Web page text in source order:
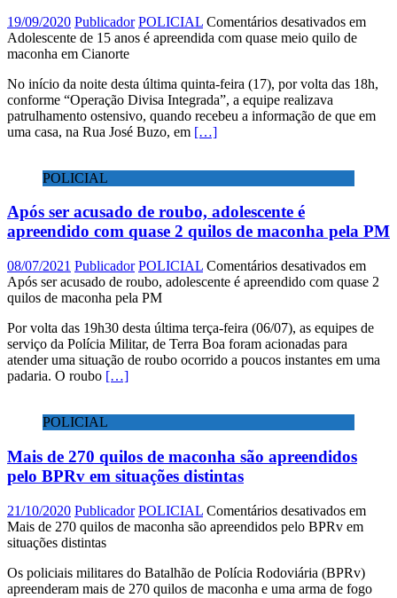
19/09/2020 Publicador POLICIAL Comentários desativados em
Adolescente de 15 anos é apreendida com quase meio quilo de
maconha em Cianorte
No início da noite desta última quinta-feira (17), por volta das 18h,
conforme “Operação Divisa Integrada”, a equipe realizava
patrulhamento ostensivo, quando recebeu a informação de que em
uma casa, na Rua José Buzo, em […]
POLICIAL
Após ser acusado de roubo, adolescente é
apreendido com quase 2 quilos de maconha pela PM
08/07/2021 Publicador POLICIAL Comentários desativados em
Após ser acusado de roubo, adolescente é apreendido com quase 2
quilos de maconha pela PM
Por volta das 19h30 desta última terça-feira (06/07), as equipes de
serviço da Polícia Militar, de Terra Boa foram acionadas para
atender uma situação de roubo ocorrido a poucos instantes em uma
padaria. O roubo […]
POLICIAL
Mais de 270 quilos de maconha são apreendidos
pelo BPRv em situações distintas
21/10/2020 Publicador POLICIAL Comentários desativados em
Mais de 270 quilos de maconha são apreendidos pelo BPRv em
situações distintas
Os policiais militares do Batalhão de Polícia Rodoviária (BPRv)
apreenderam mais de 270 quilos de maconha e uma arma de fogo